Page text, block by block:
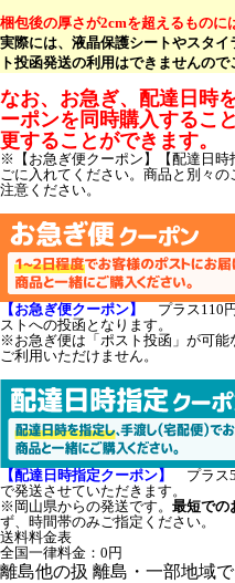
梱包後の厚さが2cmを超えるものに
実際には、液晶保護シートやスタ
ト投函発送の利用はできませんので
なお、お急ぎ、配達日時
ーポンを同時購入するこ
更することができます。
※【お急ぎ便クーポン】【配達日
ごに入れてください。商品と別々
注意ください。
【お急ぎ便クーポン】
プラス110
ストへの投函となります。
※お急ぎ便は「ポスト投函」が可能
ご利用いただけません。
【配達日時指定クーポン】
プラス
で発送させていただきます。
※岡山県からの発送です。 最短での
ず、時間帯のみご指定ください。
送料料金表
全国一律料金：0円
離島他の扱 離島・一部地域